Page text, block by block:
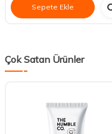
Sepete Ekle
Çok Satan Ürünler